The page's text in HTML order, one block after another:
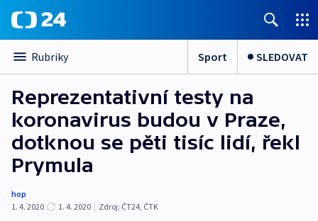
Rubriky Sport SLEDOVAT
Reprezentativní testy na
koronavirus budou v Praze,
dotknou se pěti tisíc lidí, řekl
Prymula
hop
1. 4. 2020
1. 4. 2020 | Zdroj: ČT24, ČTK